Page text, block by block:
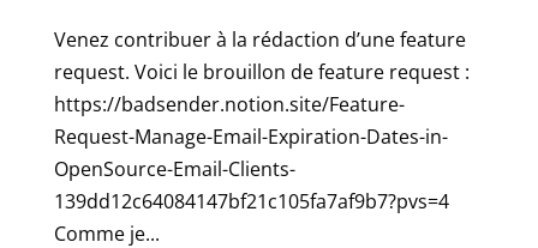
Venez contribuer à la rédaction d’une feature
request. Voici le brouillon de feature request :
https://badsender.notion.site/Feature-
Request-Manage-Email-Expiration-Dates-in-
OpenSource-Email-Clients-
139dd12c64084147bf21c105fa7af9b7?pvs=4
Comme je...